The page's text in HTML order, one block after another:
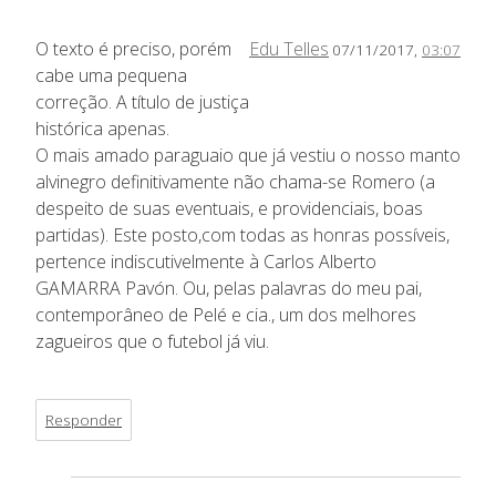
Edu Telles 07/11/2017, 03:07
O texto é preciso, porém
cabe uma pequena
correção. A título de justiça
histórica apenas.
O mais amado paraguaio que já vestiu o nosso manto
alvinegro definitivamente não chama-se Romero (a
despeito de suas eventuais, e providenciais, boas
partidas). Este posto,com todas as honras possíveis,
pertence indiscutivelmente à Carlos Alberto
GAMARRA Pavón. Ou, pelas palavras do meu pai,
contemporâneo de Pelé e cia., um dos melhores
zagueiros que o futebol já viu.
Responder